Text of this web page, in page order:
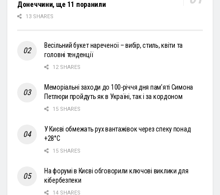
Донеччини, ще 11 поранили
13 SHARES
Весільний букет нареченої – вибір, стиль, квіти та
головні тенденції
12 SHARES
Меморіальні заходи до 100-річчя дня пам’яті Симона
Петлюри пройдуть як в Україні, так і за кордоном
15 SHARES
У Києві обмежать рух вантажівок через спеку понад
+28°С
15 SHARES
На форумі в Києві обговорили ключові виклики для
кібербезпеки
14 SHARES